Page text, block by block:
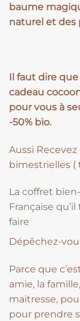
baume
naturel et des
Il faut dire
cadeau
pour vous à
-50% bio.
Aussi
bimestrielles (
La coffret
Française
faire
Dépêchez-
Parce que
amie, la
maitresse,
pour prendre